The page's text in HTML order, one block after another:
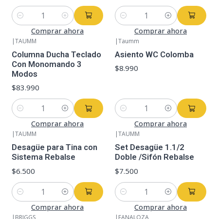
Cantidad
Comprar ahora
Cantidad
Comprar ahora
|TAUMM
Columna Ducha Teclado
Con Monomando 3
Modos
$83.990
Cantidad
Comprar ahora
|Taumm
Asiento WC Colomba
$8.990
Cantidad
Comprar ahora
|TAUMM
Desagüe para Tina con
Sistema Rebalse
$6.500
Cantidad
Comprar ahora
|TAUMM
Set Desagüe 1.1/2
Doble /Sifón Rebalse
$7.500
Cantidad
Comprar ahora
| BRIGGS | FANALOZA